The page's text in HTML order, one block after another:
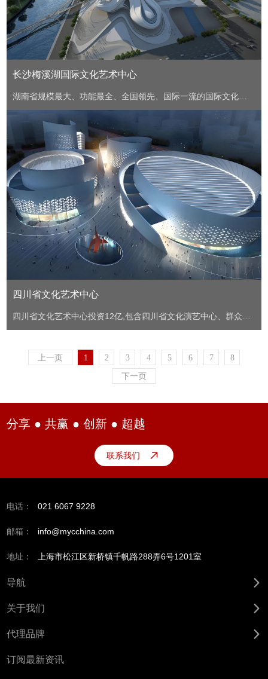
长沙梅溪湖国际文化艺术中心
湖南省规模最大、功能最全、全国领先、国际一流的国际文化艺
术中心。
四川省文化艺术中心
四川省文化艺术中心投资12亿,包含四川省文化演艺中心、群众文
化活动中心、文艺家之家(包括省文联及省作协)三大功能,将会成
设项目。
上一页 1 2 3 4 5 6 7 8
下一页
分享 ● 共赢 ● 创新 ● 超越
联系我们
电话： 021 6067 9228
邮箱： info@mycchina.com
地址： 上海市松江区新桥镇千帆路288弄6号1201室
导航
关于我们
代理品牌
订阅最新资讯